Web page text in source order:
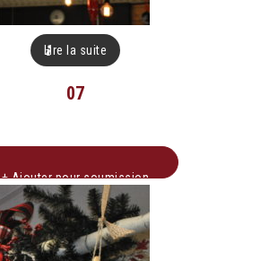
Lire la suite
07
+ Ajouter pour soumission